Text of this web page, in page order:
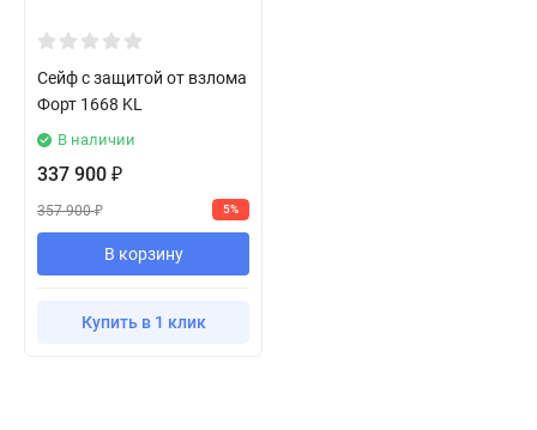
Сейф с защитой от взлома
Форт 1668 KL
В наличии
337 900 ₽
357 900₽ 5%
В корзину
Купить в 1 клик